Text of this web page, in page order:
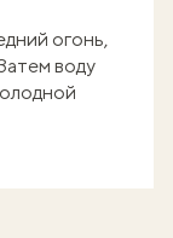
огонь,
воду